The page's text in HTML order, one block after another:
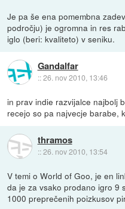
Je pa še ena pomembna
področju) je ogromna in res
iglo (beri: kvaliteto) v seniku.
Gandalfar
::26. nov 2010, 13:46
in prav indie razvijalce najbolj
recejo so pa najvecje barabe,
thramos
::26. nov 2010, 13:54
V temi o World of Goo, je en
da je za vsako prodano igro 9
1000 preprečenih poizkusov